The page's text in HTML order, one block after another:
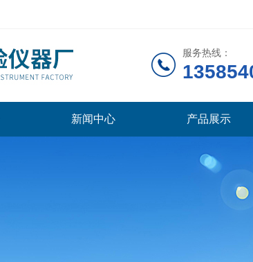
服务热线：
新闻中心 产品展示